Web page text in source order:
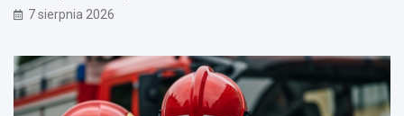
7 sierpnia 2026